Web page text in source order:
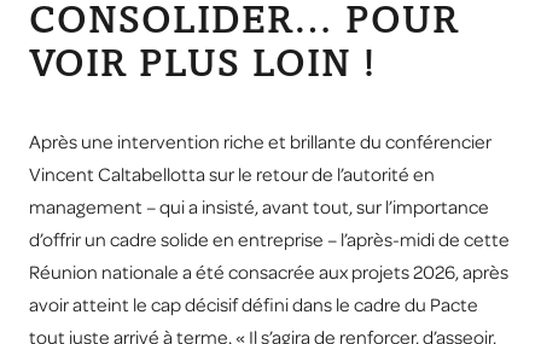
CONSOLIDER… POUR
VOIR PLUS LOIN !
Après une intervention riche et brillante du conférencier
Vincent Caltabellotta sur le retour de l’autorité en
management – qui a insisté, avant tout, sur l’importance
d’offrir un cadre solide en entreprise – l’après-midi de cette
Réunion nationale a été consacrée aux projets 2026, après
avoir atteint le cap décisif défini dans le cadre du Pacte
tout juste arrivé à terme. « Il s’agira de renforcer, d’asseoir,